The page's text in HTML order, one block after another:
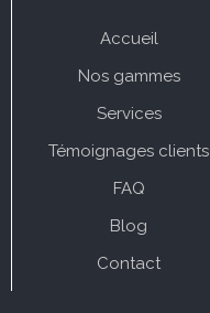
Accueil
Nos gammes
Services
Témoignages clients
FAQ
Blog
Contact